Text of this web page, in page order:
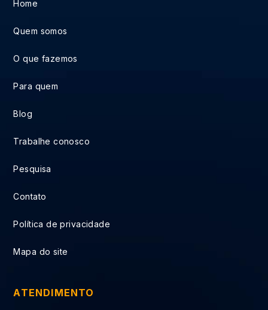
Home
Quem somos
O que fazemos
Para quem
Blog
Trabalhe conosco
Pesquisa
Contato
Política de privacidade
Mapa do site
ATENDIMENTO